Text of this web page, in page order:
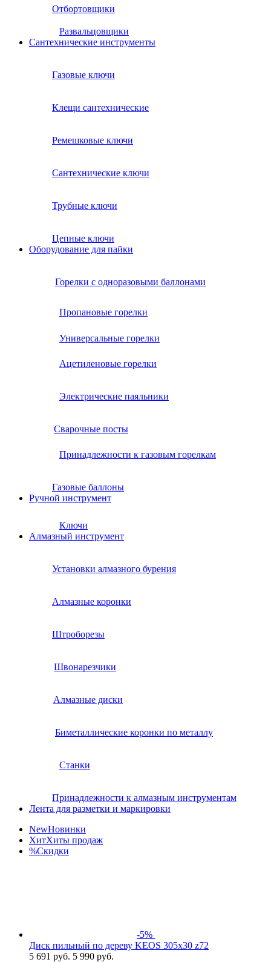
Отбортовщики
Развальцовщики
Сантехнические инcтрументы
Газовые ключи
Клещи сантехнические
Ремешковые ключи
Сантехнические ключи
Трубные ключи
Цепные ключи
Оборудование для пайки
Горелки с одноразовыми баллонами
Пропановые горелки
Универсальные горелки
Ацетиленовые горелки
Электрические паяльники
Сварочные посты
Принадлежности к газовым горелкам
Газовые баллоны
Ручной инструмент
Ключи
Алмазный инструмент
Установки алмазного бурения
Алмазные коронки
Штроборезы
Швонарезчики
Алмазные диски
Биметаллические коронки по металлу
Станки
Принадлежности к алмазным инструментам
Лента для разметки и маркировки
NewНовинки
ХитХиты продаж
%Скидки
-5%
Диск пильный по дереву KEOS 305x30 z72
5 691 руб. 5 990 руб.